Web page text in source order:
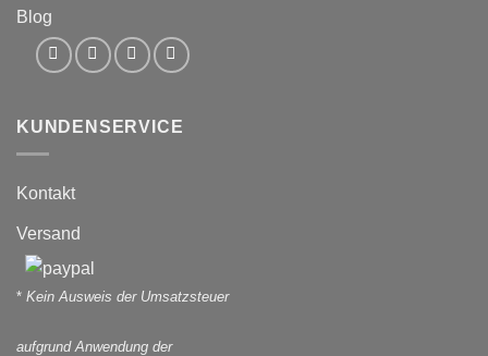
Blog
KUNDENSERVICE
Kontakt
Versand
* Kein Ausweis der Umsatzsteuer
aufgrund Anwendung der